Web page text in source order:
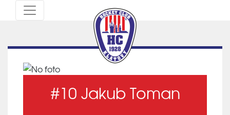
#10 Jakub Toman